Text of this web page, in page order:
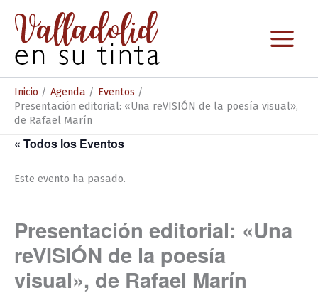
contenido
Inicio Agenda
Eventos
Presentación editorial: «Una reVISIÓN de la poesía visual»,
de Rafael Marín
« Todos los Eventos
Este evento ha pasado.
Presentación editorial: «Una
reVISIÓN de la poesía
visual», de Rafael Marín